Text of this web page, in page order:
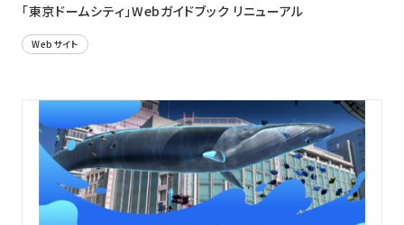
「東京ドームシティ」Webガイドブック リニューアル
Webサイト